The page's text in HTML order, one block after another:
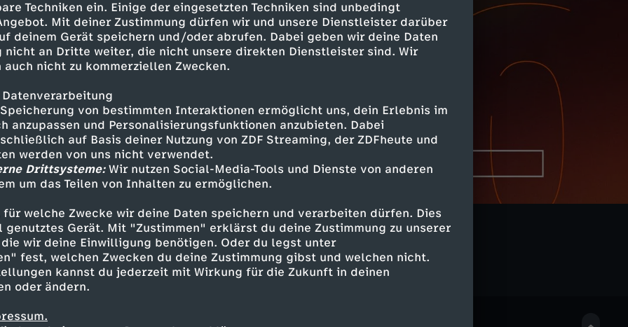
Techniken ein. Einige der eingesetzten Techniken sind unbedingt
Mit deiner Zustimmung dürfen wir und unsere Dienstleister darüber
deinem Gerät speichern und/oder abrufen. Dabei geben wir deine Daten
nicht an Dritte weiter, die nicht unsere direkten Dienstleister sind. Wir
nicht zu kommerziellen Zwecken.
von bestimmten Interaktionen ermöglicht uns, dein Erlebnis im
anzupassen und Personalisierungsfunktionen anzubieten. Dabei
auf Basis deiner Nutzung von ZDF Streaming, der ZDFheute und
werden von uns nicht verwendet.
Drittsysteme:Wir nutzen Social-Media-Tools und Dienste von anderen
um das Teilen von Inhalten zu ermöglichen.
für welche Zwecke wir deine Daten speichern und verarbeiten dürfen. Dies
Gerät. Mit "Zustimmen" erklärst du deine Zustimmung zu unserer
wir deine Einwilligung benötigen. Oder du legst unter
fest, welchen Zwecken du deine Zustimmung gibst und welchen nicht.
kannst du jederzeit mit Wirkung für die Zukunft in deinen
oder ändern.
entdecken
unterhaltsam Top 10 Bundesliga-Momente